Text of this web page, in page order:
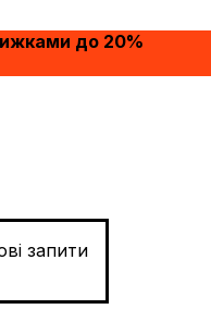
до 20%
запити